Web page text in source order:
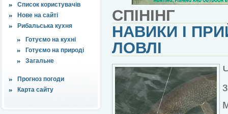
Список користувачів
Нове на сайті
Рибальська кухня
Готуємо на кухні
Готуємо на природі
Загальне
Прогноз погоди
Карта сайту
СПІНІНГ
НАВИКИ І
ЛОВЛІ